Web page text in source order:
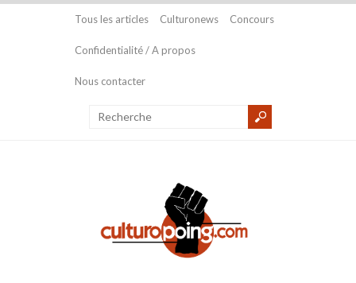
Tous les articles Culturonews Concours
Confidentialité / A propos
Nous contacter